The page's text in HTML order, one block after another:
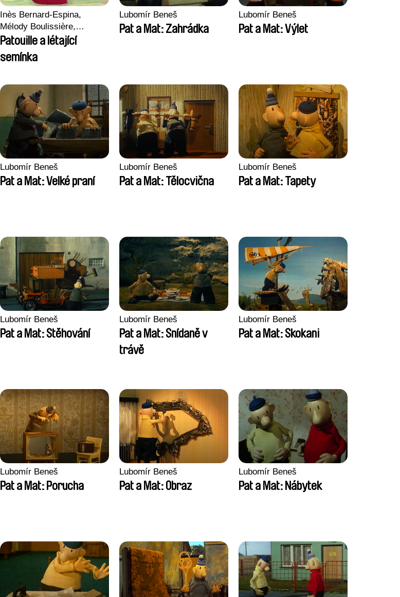
Inès Bernard-Espina,
Mélody Boulissière,
Clémentine Campos
Patouille a létající
semínka
Lubomír Beneš
Pat a Mat: Zahrádka
Lubomír Beneš
Pat a Mat: Výlet
Lubomír Beneš
Pat a Mat: Velké praní
Lubomír Beneš
Pat a Mat: Tělocvična
Lubomír Beneš
Pat a Mat: Tapety
Lubomír Beneš
Pat a Mat: Stěhování
Lubomír Beneš
Pat a Mat: Snídaně v
trávě
Lubomír Beneš
Pat a Mat: Skokani
Lubomír Beneš
Pat a Mat: Porucha
Lubomír Beneš
Pat a Mat: Obraz
Lubomír Beneš
Pat a Mat: Nábytek